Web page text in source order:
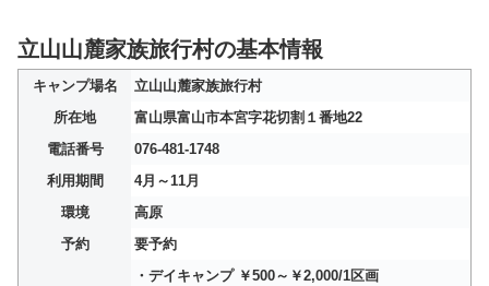
立山山麓家族旅行村の基本情報
キャンプ場名
立山山麓家族旅行村
所在地
富山県富山市本宮字花切割１番地22
電話番号
076-481-1748
利用期間
4月～11月
環境
高原
予約
要予約
・デイキャンプ ￥500～￥2,000/1区画